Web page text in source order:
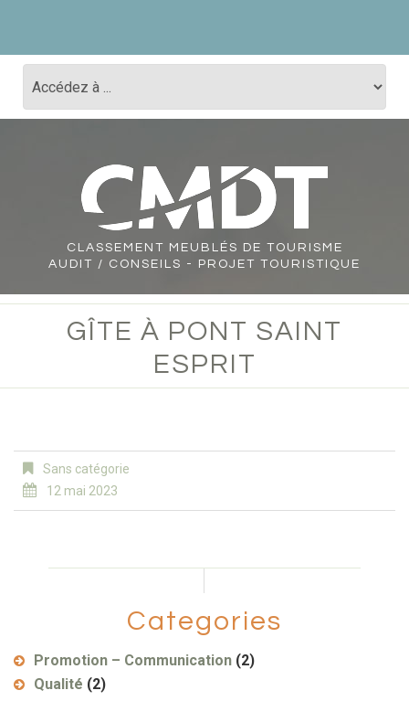
CLASSEMENT
MEUBLÉS DE TOURISME
AUDIT / CONSEILS - PROJET TOURISTIQUE
GÎTE À PONT SAINT
ESPRIT
Sans catégorie
12 mai 2023
Categories
Promotion – Communication (2)
Qualité (2)